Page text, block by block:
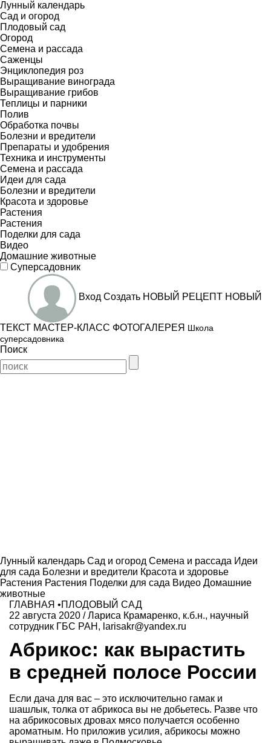
Лунный календарь
Сад и огород
Плодовый сад
Огород
Семена и рассада
Саженцы
Энциклопедия роз
Выращивание винограда
Выращивание грибов
Теплицы и парники
Полив
Обработка почвы
Болезни и вредители
Препараты и удобрения
Техника и инструменты
Семена и рассада
Идеи для сада
Болезни и вредители
Красота и здоровье
Растения
Растения
Поделки для сада
Видео
Домашние животные
Суперсадовник
Вход Создать НОВЫЙ РЕЦЕПТ НОВЫЙ
ТЕКСТ МАСТЕР-КЛАСС ФОТОГАЛЕРЕЯ Школа
суперсадовника
Поиск
Лунный календарь Сад и огород Семена и рассада Идеи
для сада Болезни и вредители Красота и здоровье
Растения Растения Поделки для сада Видео Домашние
животные
ГЛАВНАЯ •ПЛОДОВЫЙ САД
22 августа 2020 /Лариса Крамаренко, к.б.н., научный
сотрудник ГБС РАН, larisakr@yandex.ru
Абрикос: как вырастить
в средней полосе России
Если дача для вас – это исключительно гамак и
шашлык, толка от абрикоса вы не добьетесь. Разве что
на абрикосовых дровах мясо получается особенно
ароматным. Но приложив усилия, абрикосы можно